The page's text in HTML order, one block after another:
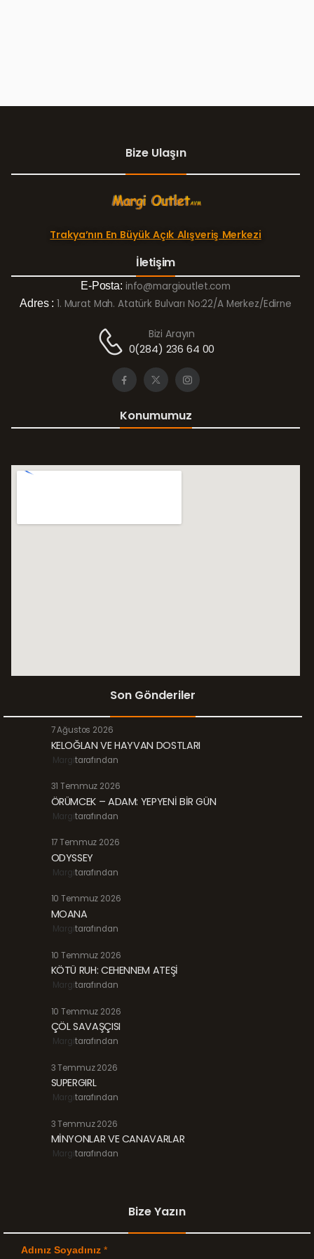
Bize Ulaşın
Trakya’nın En Büyük Açık Alışveriş Merkezi
İletişim
E-Posta: info@margioutlet.com
Adres : 1. Murat Mah. Atatürk Bulvarı No:22/A Merkez/Edirne
Bizi Arayın
0(284) 236 64 00
Konumumuz
Son Gönderiler
7 Ağustos 2026
KELOĞLAN VE HAYVAN DOSTLARI
Margitarafından
31 Temmuz 2026
ÖRÜMCEK – ADAM: YEPYENİ BİR GÜN
Margitarafından
17 Temmuz 2026
ODYSSEY
Margitarafından
10 Temmuz 2026
MOANA
Margitarafından
10 Temmuz 2026
KÖTÜ RUH: CEHENNEM ATEŞİ
Margitarafından
10 Temmuz 2026
ÇÖL SAVAŞÇISI
Margitarafından
3 Temmuz 2026
SUPERGIRL
Margitarafından
3 Temmuz 2026
MİNYONLAR VE CANAVARLAR
Margitarafından
Bize Yazın
Adınız Soyadınız *